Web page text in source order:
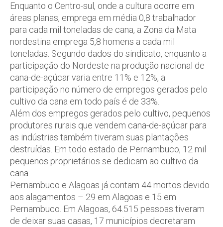
Enquanto o Centro-sul, onde a cultura ocorre em
áreas planas, emprega em média 0,8 trabalhador
para cada mil toneladas de cana, a Zona da Mata
nordestina emprega 5,8 homens a cada mil
toneladas. Segundo dados do sindicato, enquanto a
participação do Nordeste na produção nacional de
cana-de-açúcar varia entre 11% e 12%, a
participação no número de empregos gerados pelo
cultivo da cana em todo país é de 33%.
Além dos empregos gerados pelo cultivo, pequenos
produtores rurais que vendem cana-de-açúcar para
as indústrias também tiveram suas plantações
destruídas. Em todo estado de Pernambuco, 12 mil
pequenos proprietários se dedicam ao cultivo da
cana.
Pernambuco e Alagoas já contam 44 mortos devido
aos alagamentos – 29 em Alagoas e 15 em
Pernambuco. Em Alagoas, 64.515 pessoas tiveram
de deixar suas casas, 17 municípios decretaram